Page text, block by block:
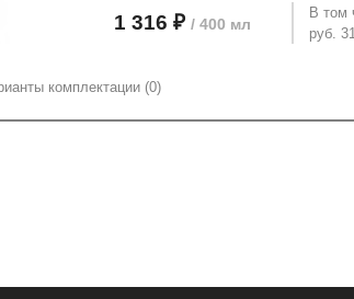
1 316 ₽/ 400 мл
В том
руб.
комплектации (0)